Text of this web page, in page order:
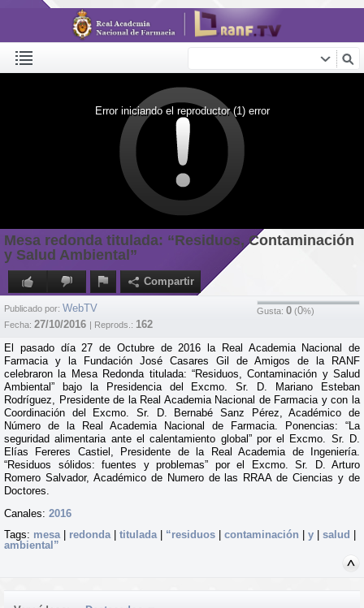
Error iniciando el reproductor (1) error
Mesa redonda titulada: “Residuos, Contaminación
y Salud Ambiental”
Compartir
Gusta: 0 (0%)
Publicado por: WebTV
Fecha: 27/10/2016 | Reprods.: 162
El pasado día 27 de Octubre de 2016 la Real Academia Nacional de
Farmacia y la Fundación José Casares Gil de Amigos de la RANF
celebraron la Mesa Redonda titulada: “Residuos, Contaminación y Salud
Ambiental” bajo la Presidencia del Excmo. Sr. D. Mariano Esteban
Rodríguez, Presidente de la Real Academia Nacional de Farmacia y con la
Coordinación del Excmo. Sr. D. Bernabé Sanz Pérez, Académico de
Número de la Real Academia Nacional de Farmacia. Ponencias: “La
seguridad alimentaria ante el calentamiento global” por el Excmo. Sr. D.
Elías Fereres Castiel, Presidente de la Real Academia de Ingeniería.
“Residuos sólidos: fuentes y problemas” por el Excmo. Sr. D. Arturo
Romero Salvador, Académico de Numero de las RRAA de Ciencias y de
Doctores.
Canales: 2016
Tags: mesa redonda titulada “residuos contaminación y salud
ambiental”